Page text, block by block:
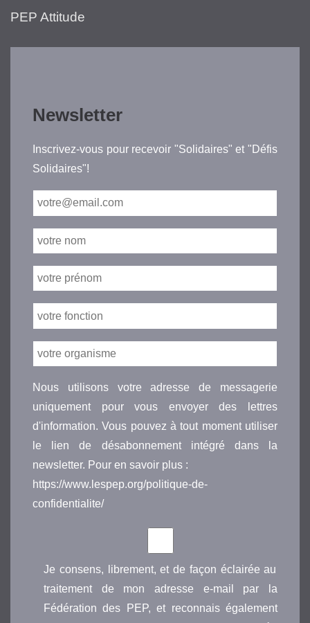
PEP Attitude
Newsletter
Inscrivez-vous pour recevoir "Solidaires" et "Défis
Solidaires"!
Nous utilisons votre adresse de messagerie
uniquement pour vous envoyer des lettres
d'information. Vous pouvez à tout moment utiliser
le lien de désabonnement intégré dans la
newsletter. Pour en savoir plus :
https://www.lespep.org/politique-de-
confidentialite/
Je consens, librement, et de façon éclairée au
traitement de mon adresse e-mail par la
Fédération des PEP, et reconnais également